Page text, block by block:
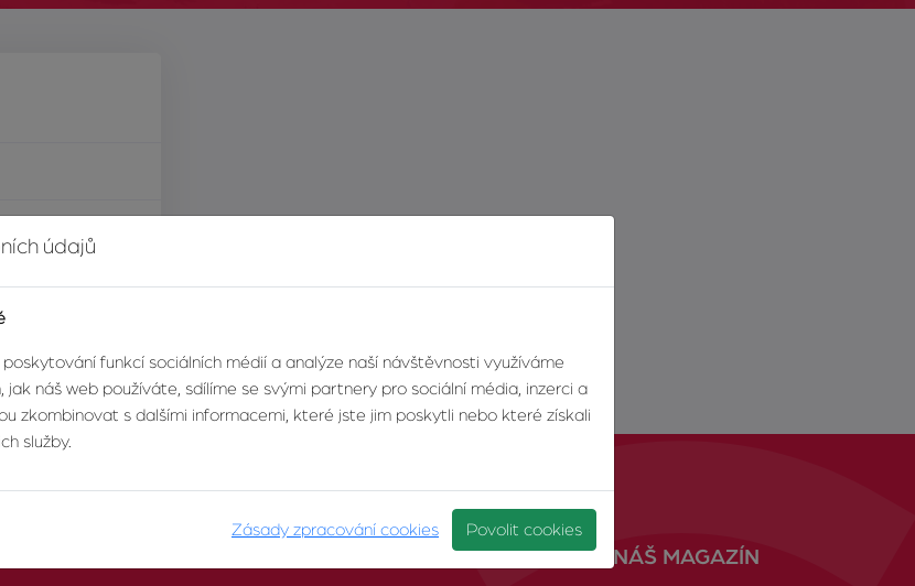
NÁŠ MAGAZÍN
údajů
funkcí sociálních médií a analýze naší návštěvnosti využíváme
náš web používáte, sdílíme se svými partnery pro sociální média, inzerci a
zkombinovat s dalšími informacemi, které jste jim poskytli nebo které získali
služby.
Zásady zpracování cookies Povolit cookies